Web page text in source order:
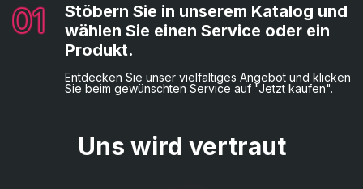
01
Stöbern Sie in unserem Katalog und
wählen Sie einen Service oder ein
Produkt.
Entdecken Sie unser vielfältiges Angebot und klicken
Sie beim gewünschten Service auf "Jetzt kaufen".
02
Füllen Sie die erforderlichen
Angaben aus.
Anschließend geben Sie die erforderlichen
Rechnungsdaten und, falls nötig, Spielzugangsdaten
an.
03
Wählen Sie Ihre bevorzugte
Zahlungsmethode.
Wählen Sie zuletzt die gewünschte
mit der Zahlung ab.
04 Alles ist erledigt!
Sie erhalten nun eine Bestätigungs-E-Mail.
Uns wird vertraut